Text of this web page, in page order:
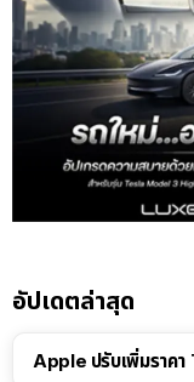
อัปเดตล่าสุด
Apple ปรับเพิ่มราค